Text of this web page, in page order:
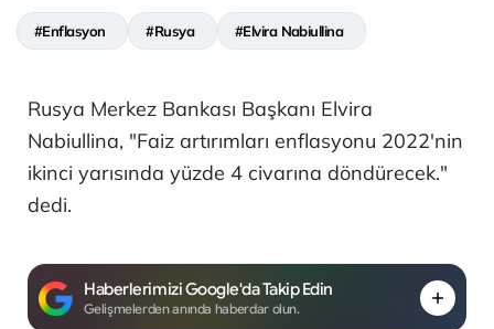
#Enflasyon #Rusya #Elvira Nabiullina
Rusya Merkez Bankası Başkanı Elvira
Nabiullina, "Faiz artırımları enflasyonu 2022'nin
ikinci yarısında yüzde 4 civarına döndürecek."
dedi.
Haberlerimizi Google'da Takip Edin
Gelişmelerden anında haberdar olun.